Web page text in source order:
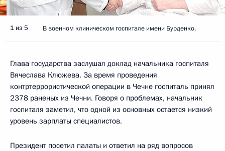
1 из 5 В военном клиническом госпитале имени Бурденко.
Глава государства заслушал доклад начальника госпиталя
Вячеслава Клюжева. За время проведения
контртеррористической операции в Чечне госпиталь принял
2378 раненых из Чечни. Говоря о проблемах, начальник
госпиталя заметил, что одной из основных остается низкий
уровень зарплаты специалистов.
Президент посетил палаты и ответил на ряд вопросов